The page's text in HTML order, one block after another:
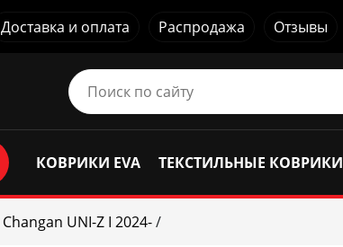
Доставка и оплата Распродажа Отзывы
КОВРИКИ EVA ТЕКСТИЛЬНЫЕ КОВРИКИ
Changan UNI-Z I 2024-/